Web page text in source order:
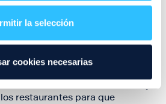
la selección
cookies necesarias
de ocio y shopping durante
de Puerto Venecia
restaurantes para que